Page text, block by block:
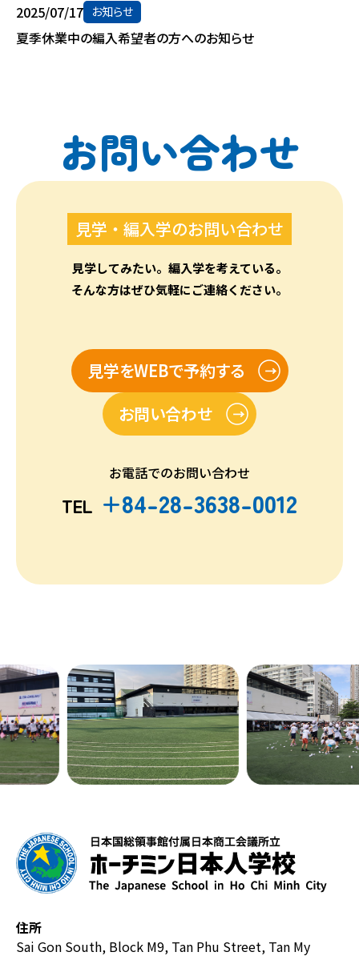
2025/07/17 お知らせ
夏季休業中の編入希望者の方へのお知らせ
お問い合わせ
見学・編入学のお問い合わせ
見学してみたい。編入学を考えている。
そんな方はぜひ気軽にご連絡ください。
見学をWEBで予約する
お問い合わせ
お電話でのお問い合わせ
TEL +84-28-3638-0012
住所
Sai Gon South, Block M9, Tan Phu Street, Tan My